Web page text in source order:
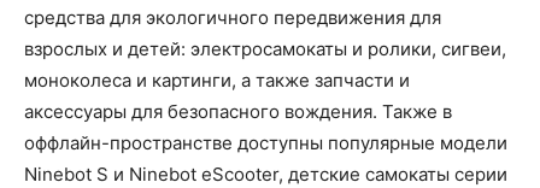
средства для экологичного передвижения для
взрослых и детей: электросамокаты и ролики, сигвеи,
моноколеса и картинги, а также запчасти и
аксессуары для безопасного вождения. Также в
оффлайн-пространстве доступны популярные модели
Ninebot S и Ninebot eScooter, детские самокаты серии